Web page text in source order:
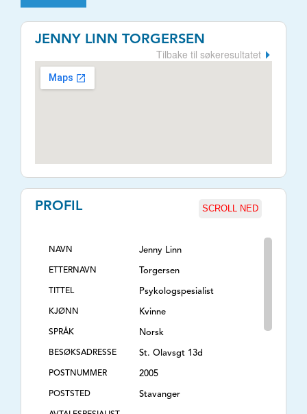
JENNY LINN TORGERSEN
Tilbake til søkeresultatet
PROFIL SCROLL NED
NAVN Jenny Linn
ETTERNAVN Torgersen
TITTEL Psykologspesialist
KJØNN Kvinne
SPRÅK Norsk
BESØKSADRESSE St. Olavsgt 13d
POSTNUMMER 2005
POSTSTED Stavanger